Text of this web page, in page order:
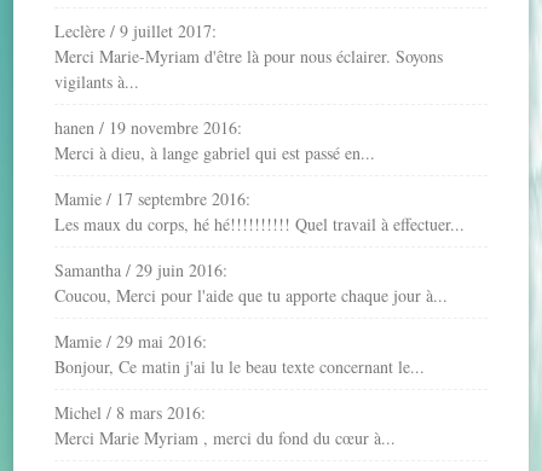
Leclère /9 juillet 2017:
Merci Marie-Myriam d'être là pour nous éclairer. Soyons
vigilants à...
hanen / 19 novembre 2016:
Merci à dieu, à lange gabriel qui est passé en...
Mamie / 17 septembre 2016:
Les maux du corps, hé hé!!!!!!!!!! Quel travail à effectuer...
Samantha /29 juin 2016:
Coucou, Merci pour l'aide que tu apporte chaque jour à...
Mamie /29 mai 2016:
Bonjour, Ce matin j'ai lu le beau texte concernant le...
Michel / 8 mars 2016:
Merci Marie Myriam , merci du fond du cœur à...